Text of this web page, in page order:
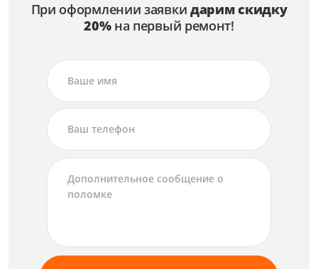
При оформлении заявки дарим скидку
20%на первый ремонт!